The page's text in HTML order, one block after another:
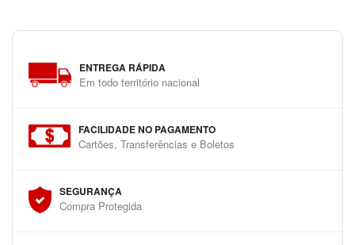
ENTREGA RÁPIDA
Em todo território nacional
FACILIDADE NO PAGAMENTO
Cartões, Transferências e Boletos
SEGURANÇA
Compra Protegida